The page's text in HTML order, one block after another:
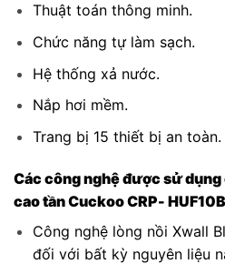
Thuật toán thông minh.
Chức năng tự làm sạch.
Hệ thống xả nước.
Nắp hơi mềm.
Trang bị 15 thiết bị an toàn.
Các công nghệ được sử
cao tần Cuckoo CRP-
Công nghệ lòng nồi Xwall
đối với bất kỳ nguyên liệu